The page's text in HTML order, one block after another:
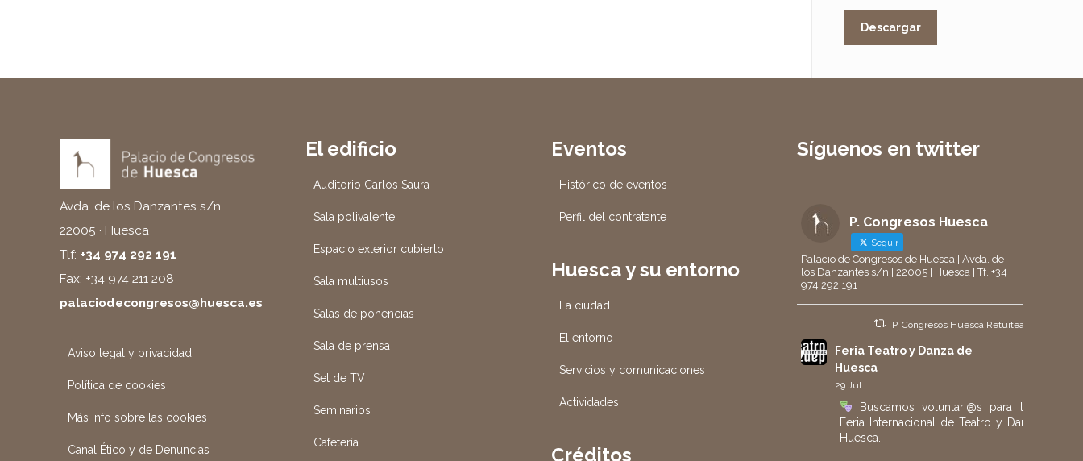
Descargar
Avda. de los Danzantes s/n
22005 · Huesca
Tlf: +34 974 292 191
Fax: +34 974 211 208
palaciodecongresos@huesca.es
Aviso legal y privacidad
Política de cookies
Más info sobre las cookies
Canal Ético y de Denuncias
El edificio
Auditorio Carlos Saura
Sala polivalente
Espacio exterior cubierto
Sala multiusos
Salas de ponencias
Sala de prensa
Set de TV
Seminarios
Cafetería
Eventos
Histórico de eventos
Perfil del contratante
Huesca y su entorno
La ciudad
El entorno
Servicios y comunicaciones
Actividades
Créditos
Síguenos en twitter
P. Congresos Huesca
Seguir
Palacio de Congresos de Huesca | Avda. de
los Danzantes s/n | 22005 | Huesca | Tf. +34
974 292 191
P. Congresos Huesca Retuiteado
Feria Teatro y Danza de
Huesca
29 Jul
Buscamos voluntari@s para la 40.ª
Feria Internacional de Teatro y Danza de
Huesca.